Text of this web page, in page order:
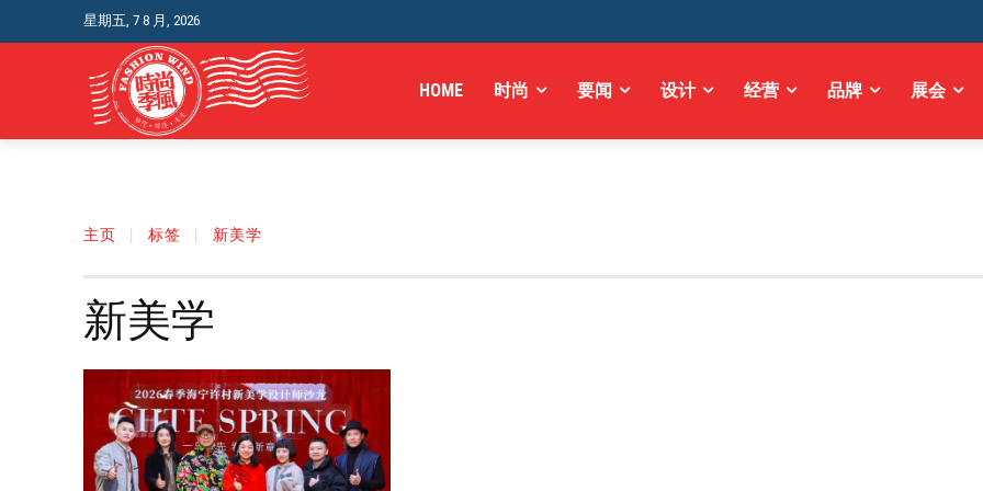
星期五, 7 8 月, 2026
HOME 时尚 要闻 设计 经营 品牌 展会
主页 标签 新美学
新美学